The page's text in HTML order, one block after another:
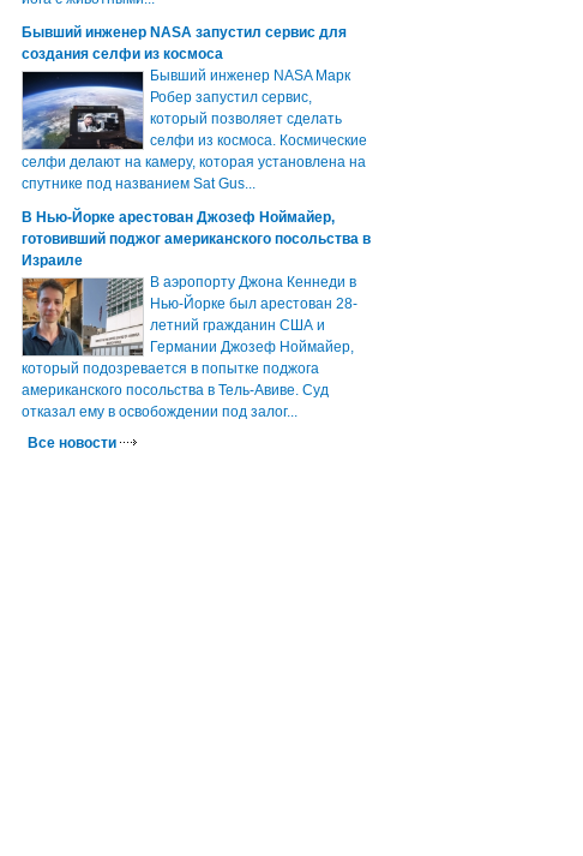
Бывший инженер NASA запустил сервис для
создания селфи из космоса
Бывший инженер NASA Марк
Робер запустил сервис,
который позволяет сделать
селфи из космоса. Космические
селфи делают на камеру, которая установлена на
спутнике под названием Sat Gus...
В Нью-Йорке арестован Джозеф Ноймайер,
готовивший поджог американского посольства в
Израиле
В аэропорту Джона Кеннеди в
Нью-Йорке был арестован 28-
летний гражданин США и
Германии Джозеф Ноймайер,
который подозревается в попытке поджога
американского посольства в Тель-Авиве. Суд
отказал ему в освобождении под залог...
Все новости